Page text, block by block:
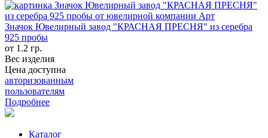
Значок Ювелирный завод "КРАСНАЯ ПРЕСНЯ" из серебра
925 пробы
от 1.2 гр.
Вес изделия
Цена доступна
авторизованным
пользователям
Подробнее
Каталог